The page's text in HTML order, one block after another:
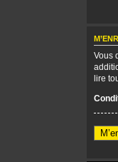
Vous
lire